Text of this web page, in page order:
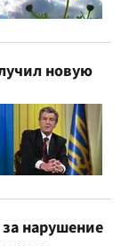
новую
нарушение